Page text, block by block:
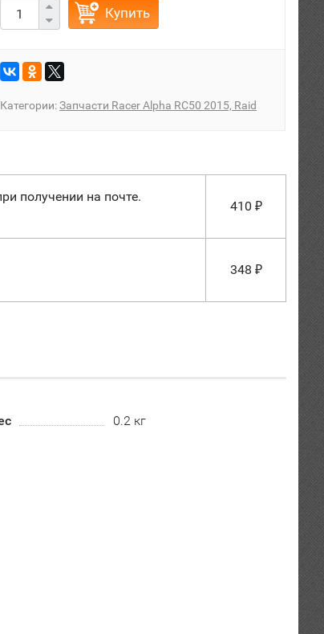
Купить
Категории:Запчасти Racer Alpha RC50 2015, Raid
получении на почте.
410 ₽
348 ₽
0.2 кг